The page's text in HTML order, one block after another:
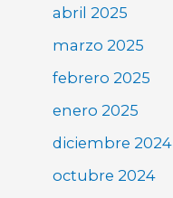
abril 2025
marzo 2025
febrero 2025
enero 2025
diciembre 2024
octubre 2024